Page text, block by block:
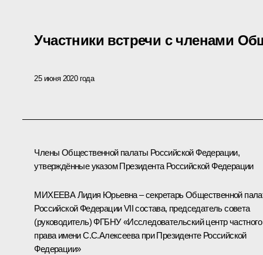
Участники встречи с членами
25 июня 2020 года
Члены Общественной палаты Российской Федерации,
утверждённые указом Президента Российской Федерации
МИХЕЕВА Лидия Юрьевна – секретарь Общественной
Российской Федерации VII состава, председатель совета
(руководитель) ФГБНУ «Исследовательский центр частного
права имени С.С.Алексеева при Президенте Российской
Федерации»